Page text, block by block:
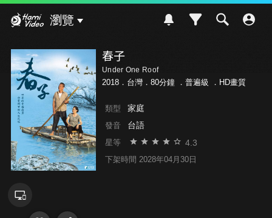
瀏覽
春子
Under One Roof
2018．台灣．80分鐘 ． 普遍級 ．HD畫質
類型 家庭
發音 台語
星等 4.3
下架時間 2028年04月30日